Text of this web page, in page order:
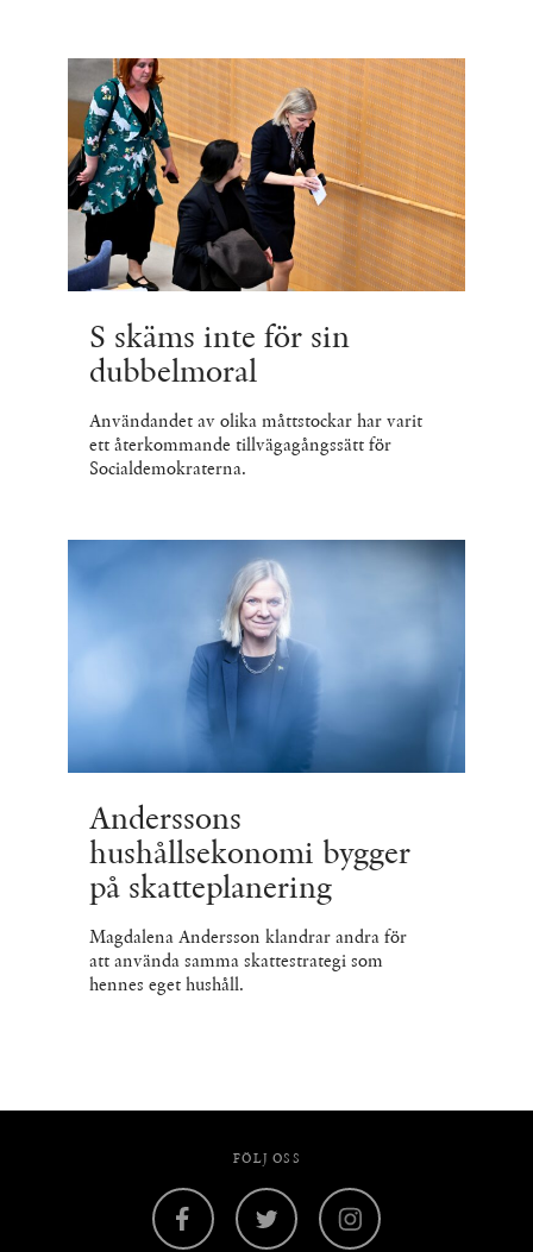
S skäms inte för sin
dubbelmoral
Användandet av olika måttstockar har varit
ett återkommande tillvägagångssätt för
Socialdemokraterna.
Anderssons
hushållsekonomi bygger
på skatteplanering
Magdalena Andersson klandrar andra för
att använda samma skattestrategi som
hennes eget hushåll.
FÖLJ OSS